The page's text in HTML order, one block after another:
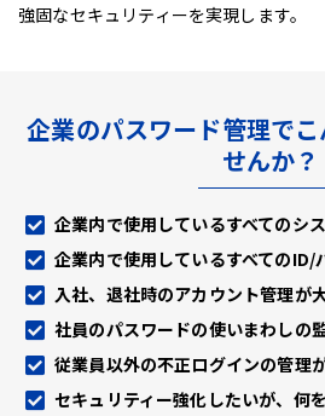
強固なセキュリティーを実現します。
企業のパスワード管理で
せんか？
企業内で使用しているすべてのシ
企業内で使用しているすべてのID/
入社、退社時のアカウント管理が
社員のパスワードの使いまわしの
従業員以外の不正ログインの管理
セキュリティー強化したいが、何